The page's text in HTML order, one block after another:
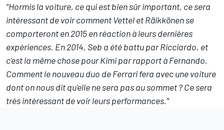
"Hormis la voiture, ce qui est bien sûr important, ce sera
intéressant de voir comment Vettel et Räikkönen se
comporteront en 2015 en réaction à leurs dernières
expériences. En 2014, Seb a été battu par Ricciardo, et
c'est la même chose pour Kimi par rapport à Fernando.
Comment le nouveau duo de Ferrari fera avec une voiture
dont on nous dit qu'elle ne sera pas au sommet ? Ce sera
très intéressant de voir leurs performances."